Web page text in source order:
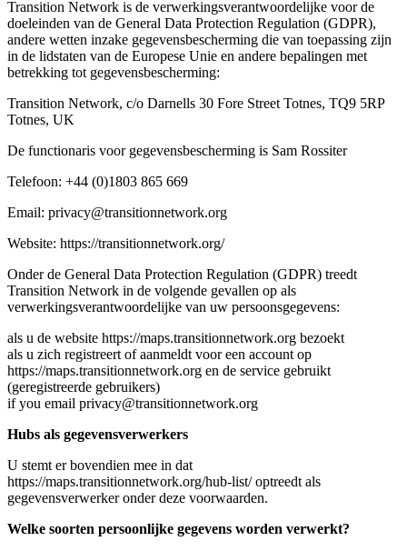
Transition Network is de verwerkingsverantwoordelijke voor de
doeleinden van de General Data Protection Regulation (GDPR),
andere wetten inzake gegevensbescherming die van toepassing zijn
in de lidstaten van de Europese Unie en andere bepalingen met
betrekking tot gegevensbescherming:
Transition Network, c/o Darnells 30 Fore Street Totnes, TQ9 5RP
Totnes, UK
De functionaris voor gegevensbescherming is Sam Rossiter
Telefoon: +44 (0)1803 865 669
Email: privacy@transitionnetwork.org
Website: https://transitionnetwork.org/
Onder de General Data Protection Regulation (GDPR) treedt
Transition Network in de volgende gevallen op als
verwerkingsverantwoordelijke van uw persoonsgegevens:
als u de website https://maps.transitionnetwork.org bezoekt
als u zich registreert of aanmeldt voor een account op
https://maps.transitionnetwork.org en de service gebruikt
(geregistreerde gebruikers)
if you email privacy@transitionnetwork.org
Hubs als gegevensverwerkers
U stemt er bovendien mee in dat
https://maps.transitionnetwork.org/hub-list/ optreedt als
gegevensverwerker onder deze voorwaarden.
Welke soorten persoonlijke gegevens worden verwerkt?